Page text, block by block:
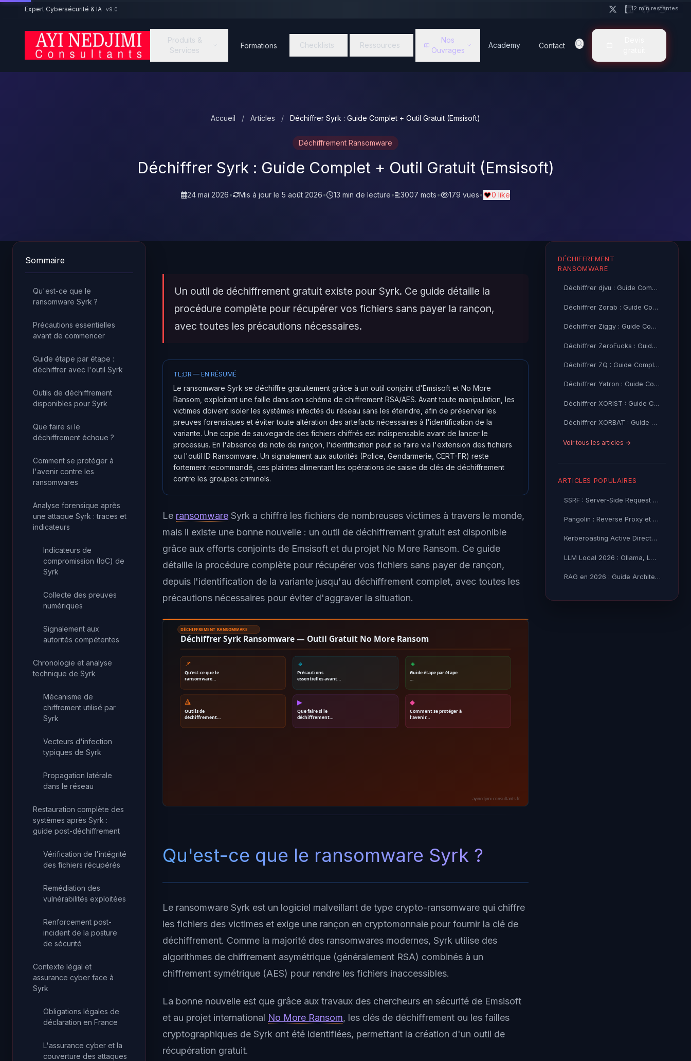
Aller au contenu principal
Expert Cybersécurité & IA v9.0
Produits &
Services
Formations Checklists Ressources
Nos
Ouvrages
Academy Contact
Accueil / Articles / Déchiffrer Syrk : Guide Complet + Outil Gratuit (Emsisoft)
Déchiffrement Ransomware
Déchiffrer Syrk : Guide Complet + Outil Gratuit (Emsisoft)
24 mai 2026• Mis à jour le 5 août 2026• 13 min de lecture• 3007 mots• 179 vues• 0 like
Sommaire
Qu'est-ce que le
ransomware Syrk ?
Précautions essentielles
avant de commencer
Guide étape par étape :
déchiffrer avec l'outil Syrk
Outils de déchiffrement
disponibles pour Syrk
Que faire si le
déchiffrement échoue ?
Comment se protéger à
l'avenir contre les
ransomwares
Analyse forensique après
une attaque Syrk : traces et
indicateurs
Indicateurs de
compromission (IoC) de
Syrk
Collecte des preuves
numériques
Signalement aux
autorités compétentes
Chronologie et analyse
technique de Syrk
Mécanisme de
chiffrement utilisé par
Syrk
Vecteurs d'infection
typiques de Syrk
Propagation latérale
dans le réseau
Restauration complète des
systèmes après Syrk :
guide post-déchiffrement
Vérification de l'intégrité
des fichiers récupérés
Remédiation des
vulnérabilités exploitées
Renforcement post-
incident de la posture
de sécurité
Contexte légal et
assurance cyber face à
Syrk
Obligations légales de
déclaration en France
L'assurance cyber et la
couverture des attaques
Un outil de déchiffrement gratuit existe pour Syrk. Ce guide détaille la
procédure complète pour récupérer vos fichiers sans payer la rançon,
avec toutes les précautions nécessaires.
TL;DR — EN RÉSUMÉ
Le ransomware Syrk se déchiffre gratuitement grâce à un outil conjoint d'Emsisoft et No More
Ransom, exploitant une faille dans son schéma de chiffrement RSA/AES. Avant toute manipulation, les
victimes doivent isoler les systèmes infectés du réseau sans les éteindre, afin de préserver les
preuves forensiques et éviter toute altération des artefacts nécessaires à l'identification de la
variante. Une copie de sauvegarde des fichiers chiffrés est indispensable avant de lancer le
processus. En l'absence de note de rançon, l'identification peut se faire via l'extension des fichiers
ou l'outil ID Ransomware. Un signalement aux autorités (Police, Gendarmerie, CERT-FR) reste
fortement recommandé, ces plaintes alimentant les opérations de saisie de clés de déchiffrement
contre les groupes criminels.
Le ransomware Syrk a chiffré les fichiers de nombreuses victimes à travers le monde,
mais il existe une bonne nouvelle : un outil de déchiffrement gratuit est disponible
grâce aux efforts conjoints de Emsisoft et du projet No More Ransom. Ce guide
détaille la procédure complète pour récupérer vos fichiers sans payer de rançon,
depuis l'identification de la variante jusqu'au déchiffrement complet, avec toutes les
précautions nécessaires pour éviter d'aggraver la situation.
DÉCHIFFREMENT RANSOMWARE
Déchiffrer Syrk Ransomware — Outil Gratuit No More Ransom
📌
Qu'est-ce que le
ransomware…
🔹
Précautions
essentielles avant…
🔸
Guide étape par étape
…
🔺
Outils de
déchiffrement…
▶
Que faire si le
déchiffrement…
◆
Comment se protéger à
l'avenir…
ayinedjimi-consultants.fr
Qu'est-ce que le ransomware Syrk ?
Le ransomware Syrk est un logiciel malveillant de type crypto-ransomware qui chiffre
les fichiers des victimes et exige une rançon en cryptomonnaie pour fournir la clé de
déchiffrement. Comme la majorité des ransomwares modernes, Syrk utilise des
algorithmes de chiffrement asymétrique (généralement RSA) combinés à un
chiffrement symétrique (AES) pour rendre les fichiers inaccessibles.
La bonne nouvelle est que grâce aux travaux des chercheurs en sécurité de Emsisoft
et au projet international No More Ransom, les clés de déchiffrement ou les failles
cryptographiques de Syrk ont été identifiées, permettant la création d'un outil de
récupération gratuit.
DÉCHIFFREMENT
RANSOMWARE
Déchiffrer djvu : Guide Complet + Outil Gratuit (Emsisoft)
Déchiffrer Zorab : Guide Complet + Outil Gratuit (Emsisoft)
Déchiffrer Ziggy : Guide Complet + Outil Gratuit (Emsisoft)
Déchiffrer ZeroFucks : Guide Complet + Outil Gratuit (Emsisoft)
Déchiffrer ZQ : Guide Complet + Outil Gratuit (Emsisoft)
Déchiffrer Yatron : Guide Complet + Outil Gratuit (Kaspersky)
Déchiffrer XORIST : Guide Complet + Outil Gratuit (TM, Emsisoft)
Déchiffrer XORBAT : Guide Complet + Outil Gratuit (TM)
Voir tous les articles →
ARTICLES POPULAIRES
SSRF : Server-Side Request Forgery — Exploitation Avancée
Pangolin : Reverse Proxy et Tunnel Self-Hosted — Guide
Kerberoasting Active Directory : Attaque et Défense 2026
LLM Local 2026 : Ollama, LM Studio ou vLLM — Quel Outil selon
RAG en 2026 : Guide Architecture, Vectorisation & Chunking
12 min restantes